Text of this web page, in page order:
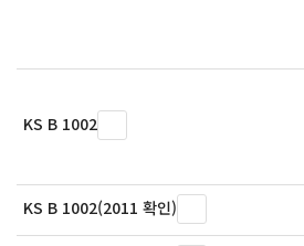
KS B 1002
KS B 1002(2011 확인)